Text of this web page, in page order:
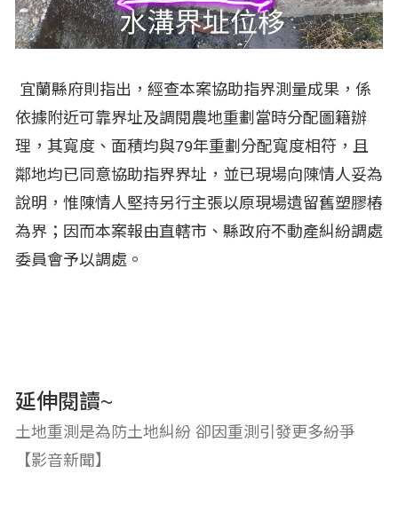
宜蘭縣府則指出，經查本案協助指界測量成果，係
依據附近可靠界址及調閱農地重劃當時分配圖籍辦
理，其寬度、面積均與79年重劃分配寬度相符，且
鄰地均已同意協助指界界址，並已現場向陳情人妥為
說明，惟陳情人堅持另行主張以原現場遺留舊塑膠樁
為界；因而本案報由直轄市、縣政府不動產糾紛調處
委員會予以調處。
延伸閱讀~
土地重測是為防土地糾紛 卻因重測引發更多紛爭
【影音新聞】